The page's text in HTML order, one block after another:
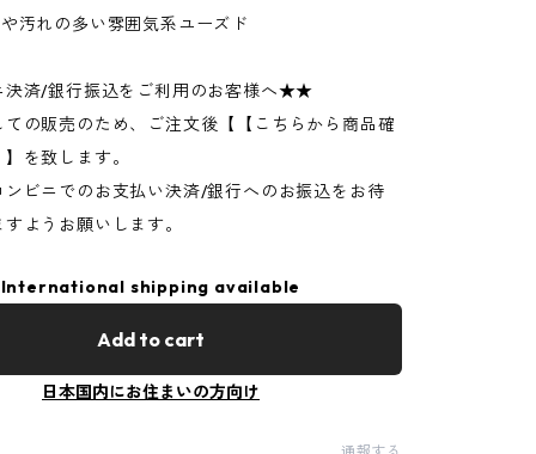
汚れの多い雰囲気系ユーズド
済/銀行振込をご利用のお客様へ★★
の販売のため、ご注文後【【こちらから商品確
を致します。
ンビニでのお支払い決済/銀行へのお振込をお待
ようお願いします。
International shipping available
Add to cart
日本国内にお住まいの方向け